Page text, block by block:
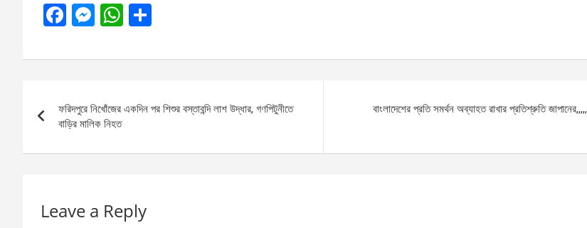
F
ce
o
o
k
M
se
g
er
W
at
A
p
ar
navigation
ফরিদপুরে নিখোঁজের একদিন পর শিশুর বস্তাবন্দি লাশ উদ্ধার, গণপিটুনীতে
বাড়ির মালিক নিহত
বাংলাদেশের প্রতি সমর্থন অব্যাহত রাখার প্রতিশ্রুতি জাপানের,,,,,
Leave a Reply